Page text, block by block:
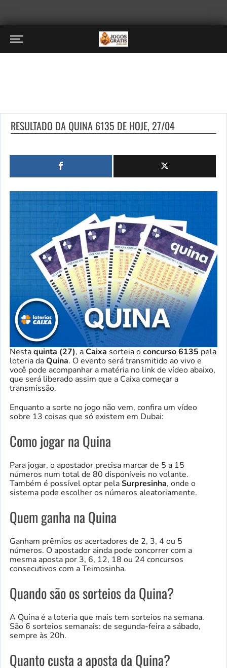
RESULTADO DA QUINA 6135 DE HOJE, 27/04
Nestaquinta (27), aCaixa sorteia oconcurso6135 pela
loteria daQuina. O evento será transmitido ao vivo e
você pode acompanhar a matéria no link de vídeo abaixo,
que será liberado assim que a Caixa começar a
transmissão.
Enquanto a sorte no jogo não vem, confira um vídeo
sobre 13 coisas que só existem em Dubai:
Como jogar na Quina
Para jogar, o apostador precisa marcar de 5 a 15
números num total de 80 disponíveis no volante.
Também é possível optar pelaSurpresinha, onde o
sistema pode escolher os números aleatoriamente.
Quem ganha na Quina
Ganham prêmios os acertadores de 2, 3, 4 ou 5
números. O apostador ainda pode concorrer com a
mesma aposta por 3, 6, 12, 18 ou 24 concursos
consecutivos com a Teimosinha.
Quando são os sorteios da Quina?
A Quina é a loteria que mais tem sorteios na semana.
São 6 sorteios semanais: de segunda-feira a sábado,
sempre às 20h.
Quanto custa a aposta da Quina?